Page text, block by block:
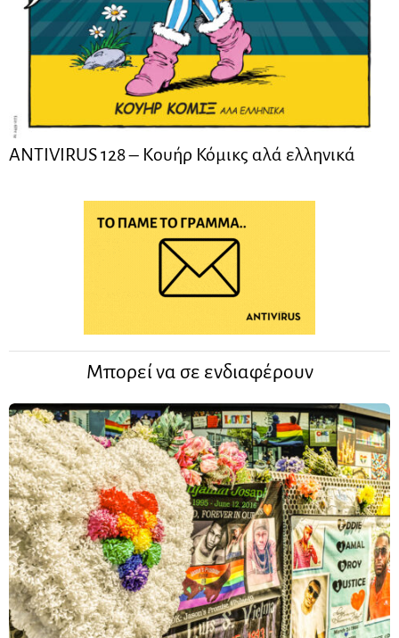
ANTIVIRUS 128 – Kουήρ Κόμικς αλά ελληνικά
Μπορεί να σε ενδιαφέρουν